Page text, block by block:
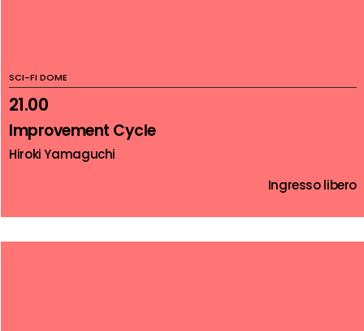
SCI-FI DOME
21.00
Improvement Cycle
Hiroki Yamaguchi
Ingresso libero